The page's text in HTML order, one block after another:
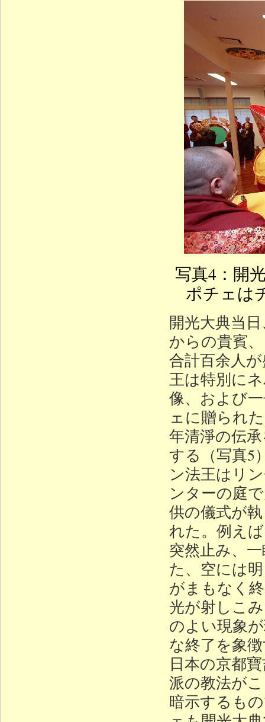
写真4：開
ポチェは
開光大典当
からの貴賓
合計百余人
王は特別に
像、および
ェに贈られ
年清淨の伝
する（写真5
ン法王はリ
ンターの庭
供の儀式が
れた。例え
突然止み、
た、空には
がまもなく
光が射しこ
のよい現象
な終了を象
日本の京都
派の教法が
暗示するも